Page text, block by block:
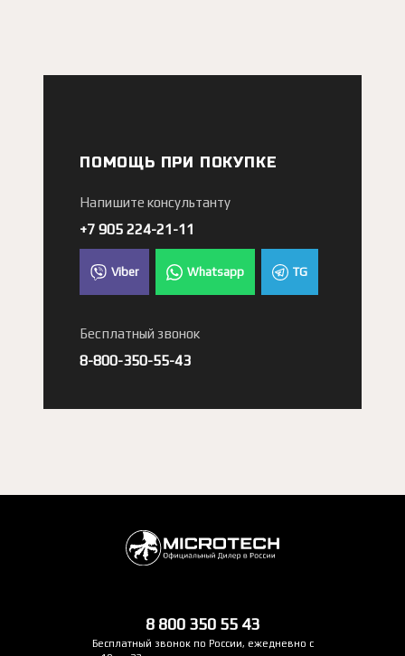
ПОМОЩЬ ПРИ ПОКУПКЕ
Напишите консультанту
+7 905 224-21-11
Viber Whatsapp TG
Бесплатный звонок
8-800-350-55-43
8 800 350 55 43
Бесплатный звонок по России, ежедневно с